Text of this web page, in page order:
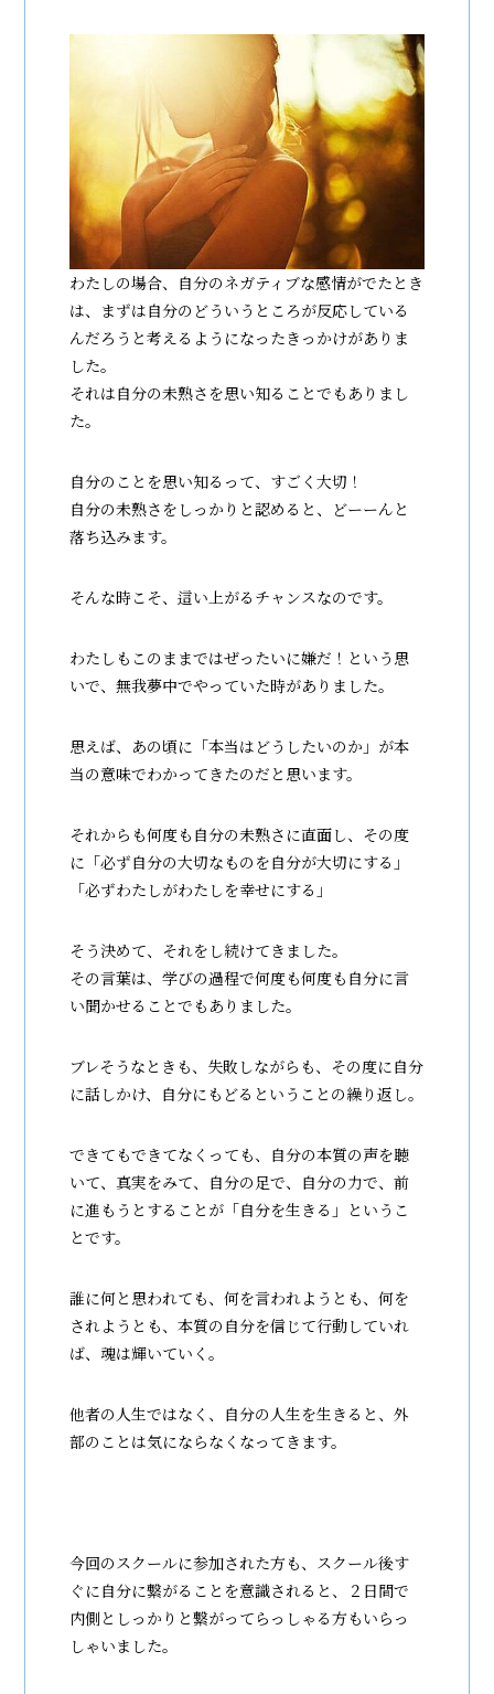
わたしの場合、自分のネガティブな感情がでたとき
は、まずは自分のどういうところが反応している
んだろうと考えるようになったきっかけがありま
した。
それは自分の未熟さを思い知ることでもありまし
た。
自分のことを思い知るって、すごく大切！
自分の未熟さをしっかりと認めると、どーーんと
落ち込みます。
そんな時こそ、這い上がるチャンスなのです。
わたしもこのままではぜったいに嫌だ！という思
いで、無我夢中でやっていた時がありました。
思えば、あの頃に「本当はどうしたいのか」が本
当の意味でわかってきたのだと思います。
それからも何度も自分の未熟さに直面し、その度
に「必ず自分の大切なものを自分が大切にする」
「必ずわたしがわたしを幸せにする」
そう決めて、それをし続けてきました。
その言葉は、学びの過程で何度も何度も自分に言
い聞かせることでもありました。
ブレそうなときも、失敗しながらも、その度に自分
に話しかけ、自分にもどるということの繰り返し。
できてもできてなくっても、自分の本質の声を聴
いて、真実をみて、自分の足で、自分の力で、前
に進もうとすることが「自分を生きる」というこ
とです。
誰に何と思われても、何を言われようとも、何を
されようとも、本質の自分を信じて行動していれ
ば、魂は輝いていく。
他者の人生ではなく、自分の人生を生きると、外
部のことは気にならなくなってきます。
今回のスクールに参加された方も、スクール後す
ぐに自分に繋がることを意識されると、２日間で
内側としっかりと繋がってらっしゃる方もいらっ
しゃいました。